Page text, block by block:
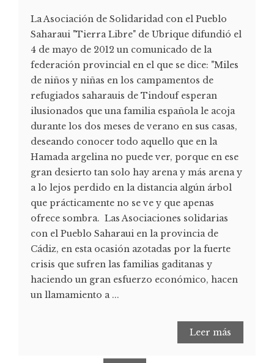
La Asociación de Solidaridad con el Pueblo
Saharaui "Tierra Libre" de Ubrique difundió el
4 de mayo de 2012 un comunicado de la
federación provincial en el que se dice: "Miles
de niños y niñas en los campamentos de
refugiados saharauis de Tindouf esperan
ilusionados que una familia española le acoja
durante los dos meses de verano en sus casas,
deseando conocer todo aquello que en la
Hamada argelina no puede ver, porque en ese
gran desierto tan solo hay arena y más arena y
a lo lejos perdido en la distancia algún árbol
que prácticamente no se ve y que apenas
ofrece sombra. Las Asociaciones solidarias
con el Pueblo Saharaui en la provincia de
Cádiz, en esta ocasión azotadas por la fuerte
crisis que sufren las familias gaditanas y
haciendo un gran esfuerzo económico, hacen
un llamamiento a ...
Leer más